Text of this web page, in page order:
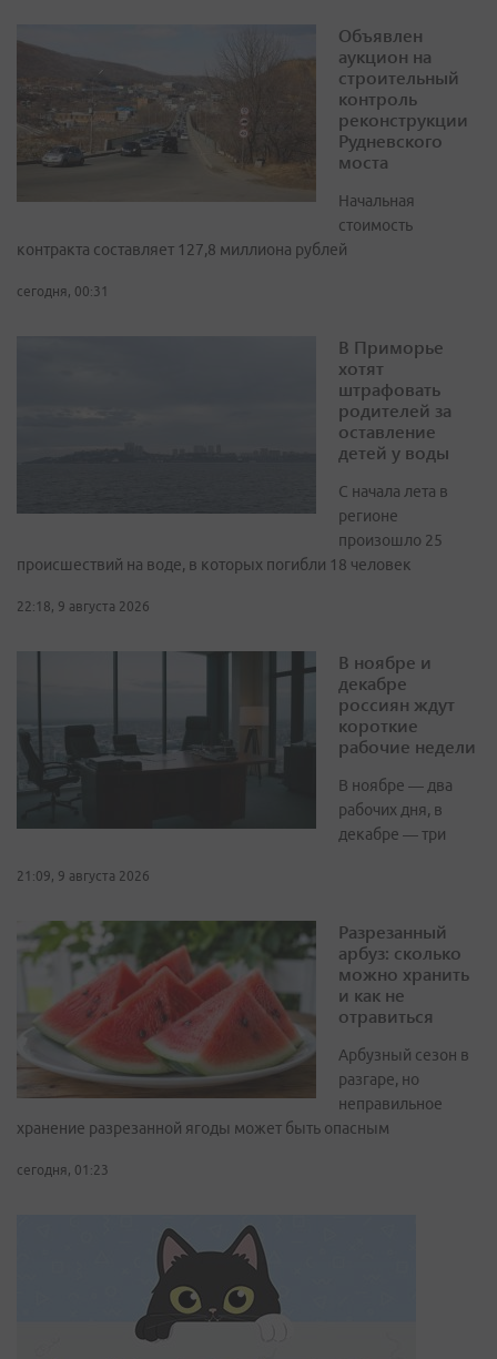
Объявлен
аукцион на
строительный
контроль
реконструкции
Рудневского
моста
Начальная
стоимость
контракта составляет 127,8 миллиона рублей
сегодня, 00:31
В Приморье
хотят
штрафовать
родителей за
оставление
детей у воды
С начала лета в
регионе
произошло 25
происшествий на воде, в которых погибли 18 человек
22:18, 9 августа 2026
В ноябре и
декабре
россиян ждут
короткие
рабочие недели
В ноябре — два
рабочих дня, в
декабре — три
21:09, 9 августа 2026
Разрезанный
арбуз: сколько
можно хранить
и как не
отравиться
Арбузный сезон в
разгаре, но
неправильное
хранение разрезанной ягоды может быть опасным
сегодня, 01:23